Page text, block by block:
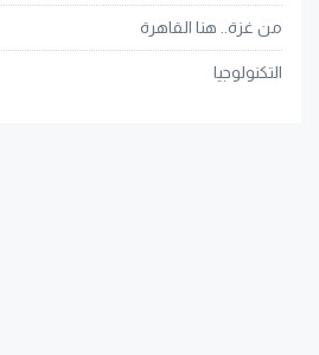
من غزة.. هنا القاهرة
التكنولوجيا